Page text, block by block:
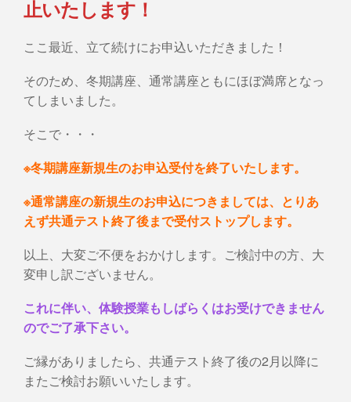
止いたします！
ここ最近、立て続けにお申込いただきました！
そのため、冬期講座、通常講座ともにほぼ満席となっ
てしまいました。
そこで・・・
※冬期講座新規生のお申込受付を終了いたします。
※通常講座の新規生のお申込につきましては、とりあ
えず共通テスト終了後まで受付ストップします。
以上、大変ご不便をおかけします。ご検討中の方、大
変申し訳ございません。
これに伴い、体験授業もしばらくはお受けできません
のでご了承下さい。
ご縁がありましたら、共通テスト終了後の2月以降に
またご検討お願いいたします。